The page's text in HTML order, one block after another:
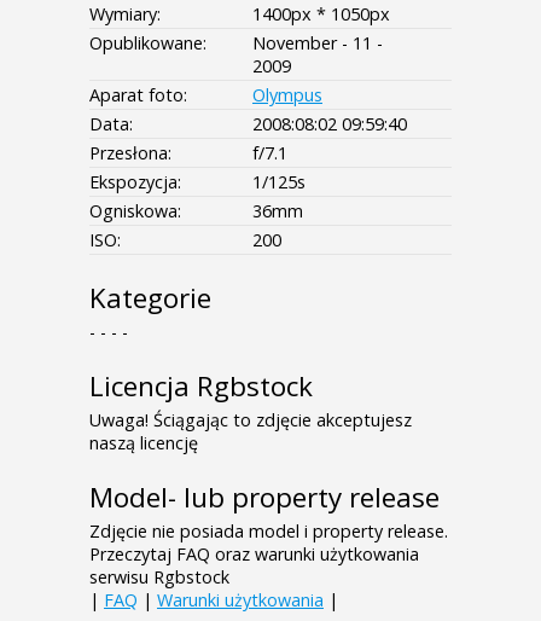
Wymiary:
1400px * 1050px
Opublikowane:
November - 11 -
2009
Aparat foto:
Olympus
Data:
2008:08:02 09:59:40
Przesłona:
f/7.1
Ekspozycja:
1/125s
Ogniskowa:
36mm
ISO:
200
Kategorie
- - - -
Licencja Rgbstock
Uwaga! Ściągając to zdjęcie akceptujesz
naszą licencję
Model- lub property release
Zdjęcie nie posiada model i property release.
Przeczytaj FAQ oraz warunki użytkowania
serwisu Rgbstock
| FAQ | Warunki użytkowania |